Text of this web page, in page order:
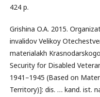
424 p.
Grishina O.A. 2015.
invalidov Velikoy
materialakh
Security for Disabled
1941–1945 (Based on
Territory)]: dis. … kand. ist.